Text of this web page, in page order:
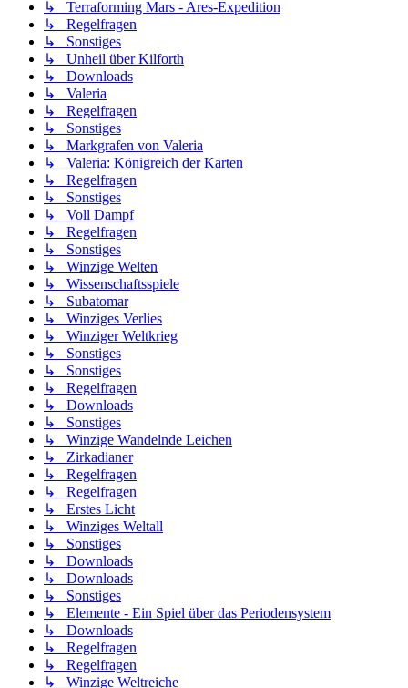
↳ Terraforming Mars - Ares-Expedition
↳ Regelfragen
↳ Sonstiges
↳ Unheil über Kilforth
↳ Downloads
↳ Valeria
↳ Regelfragen
↳ Sonstiges
↳ Markgrafen von Valeria
↳ Valeria: Königreich der Karten
↳ Regelfragen
↳ Sonstiges
↳ Voll Dampf
↳ Regelfragen
↳ Sonstiges
↳ Winzige Welten
↳ Wissenschaftsspiele
↳ Subatomar
↳ Winziges Verlies
↳ Winziger Weltkrieg
↳ Sonstiges
↳ Sonstiges
↳ Regelfragen
↳ Downloads
↳ Sonstiges
↳ Winzige Wandelnde Leichen
↳ Zirkadianer
↳ Regelfragen
↳ Regelfragen
↳ Erstes Licht
↳ Winziges Weltall
↳ Sonstiges
↳ Downloads
↳ Downloads
↳ Sonstiges
↳ Elemente - Ein Spiel über das Periodensystem
↳ Downloads
↳ Regelfragen
↳ Regelfragen
↳ Winzige Weltreiche